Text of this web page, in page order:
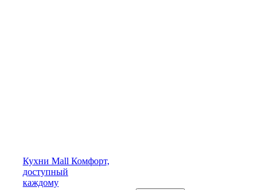
Кухни Mall Комфорт,
доступный
каждому